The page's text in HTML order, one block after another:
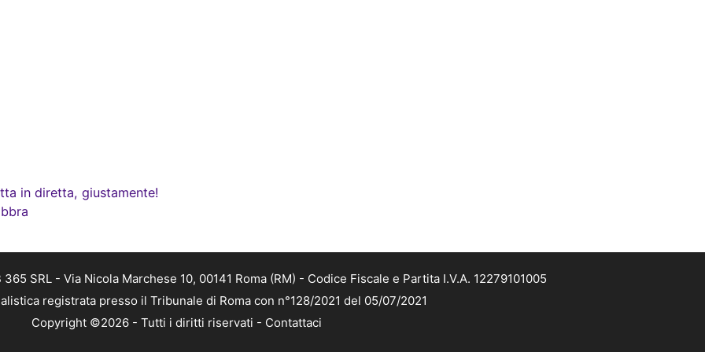
in diretta, giustamente!
SRL - Via Nicola Marchese 10, 00141 Roma (RM) - Codice Fiscale e Partita I.V.A. 12279101005
registrata presso il Tribunale di Roma con n°128/2021 del 05/07/2021
Copyright ©2026 - Tutti i diritti riservati - Contattaci